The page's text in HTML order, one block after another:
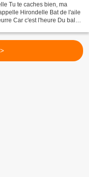
Tu te caches bien, ma
Hirondelle Bat de l'aile
Car c'est l'heure Du bal